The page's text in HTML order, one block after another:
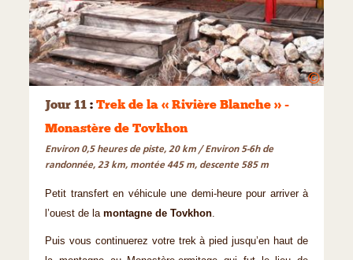
©
Jour 11 : Trek de la « Rivière Blanche » -
Monastère de Tovkhon
Environ 0,5 heures de piste, 20 km / Environ 5-6h de
randonnée, 23 km, montée 445 m, descente 585 m
Petit transfert en véhicule une demi-heure pour arriver à
l’ouest de la montagne de Tovkhon.
Puis vous continuerez votre trek à pied jusqu’en haut de